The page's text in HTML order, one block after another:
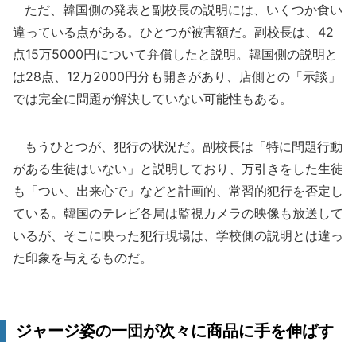
ただ、韓国側の発表と副校長の説明には、いくつか食い
違っている点がある。ひとつが被害額だ。副校長は、42
点15万5000円について弁償したと説明。韓国側の説明と
は28点、12万2000円分も開きがあり、店側との「示談」
では完全に問題が解決していない可能性もある。
もうひとつが、犯行の状況だ。副校長は「特に問題行動
がある生徒はいない」と説明しており、万引きをした生徒
も「つい、出来心で」などと計画的、常習的犯行を否定し
ている。韓国のテレビ各局は監視カメラの映像も放送して
いるが、そこに映った犯行現場は、学校側の説明とは違っ
た印象を与えるものだ。
ジャージ姿の一団が次々に商品に手を伸ばす